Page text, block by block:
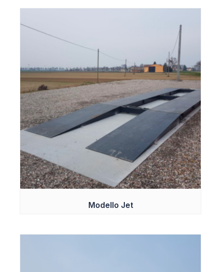
n. modules 4
Flow rate (t)
Division (kg) 20/50
Modello Jet